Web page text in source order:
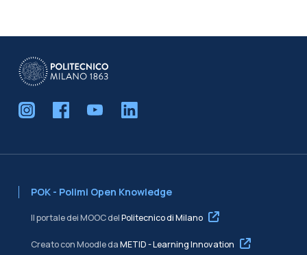
POK - Polimi Open Knowledge
Il portale dei MOOC delPolitecnico di Milano
Creato con Moodle daMETID - Learning Innovation